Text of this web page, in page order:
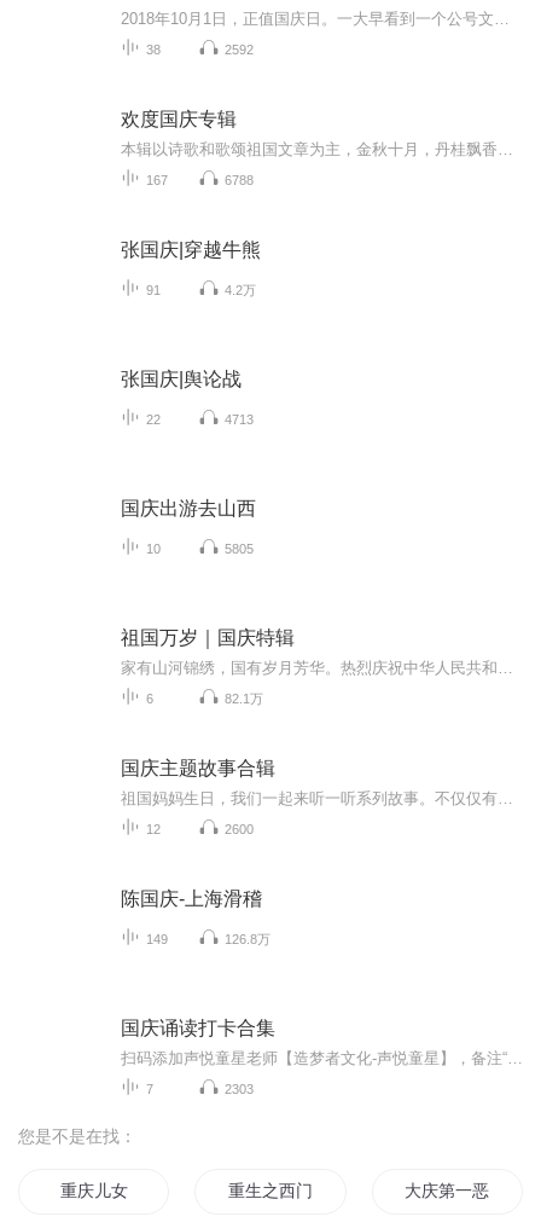
38 2592
欢度国庆专辑
167 6788
张国庆|穿越牛熊
91 4.2万
张国庆|舆论战
22 4713
国庆出游去山西
10 5805
祖国万岁｜国庆特辑
6 82.1万
国庆主题故事合辑
12 2600
陈国庆-上海滑稽
149 126.8万
国庆诵读打卡合集
7 2303
您是不是在找：
重庆儿女 重生之西门庆 大庆第一恶